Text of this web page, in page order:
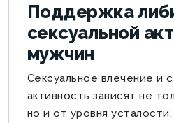
Поддержка
сексуальной
мужчин
Сексуальное влечение и
активность зависят не
но и от уровня усталости,